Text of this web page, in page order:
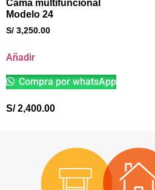
Cama multifuncional
Modelo 24
S/ 3,250.00
Añadir
Compra por whatsApp
S/2,400.00